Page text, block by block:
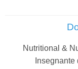
Nutritional &